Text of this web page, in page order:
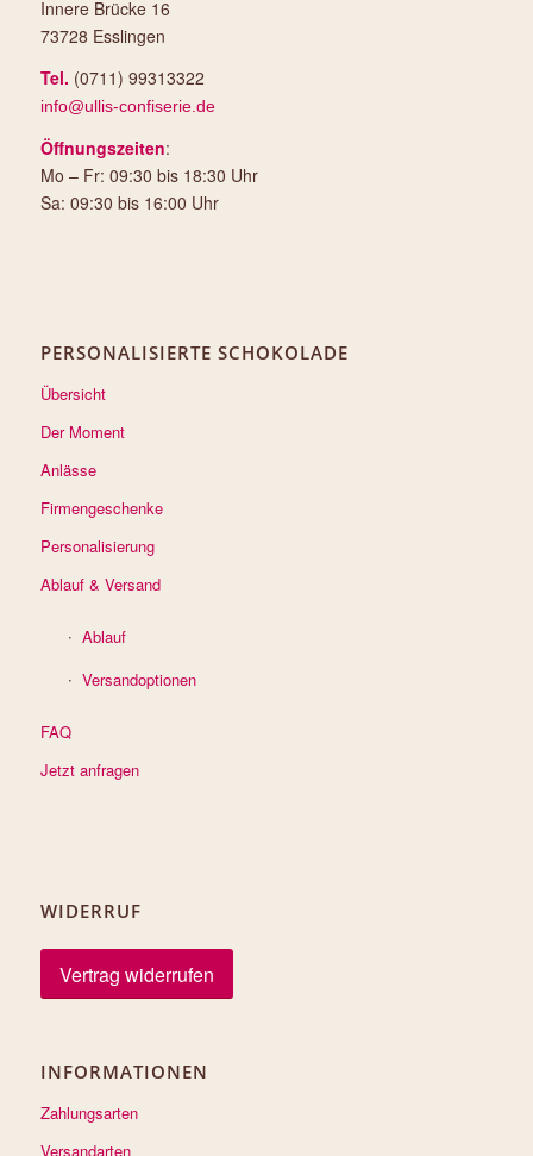
Innere Brücke 16
73728 Esslingen
Tel. (0711) 99313322
info@ullis-confiserie.de
Öffnungszeiten:
Mo – Fr: 09:30 bis 18:30 Uhr
Sa: 09:30 bis 16:00 Uhr
PERSONALISIERTE SCHOKOLADE
Übersicht
Der Moment
Anlässe
Firmengeschenke
Personalisierung
Ablauf & Versand
Ablauf
Versandoptionen
FAQ
Jetzt anfragen
WIDERRUF
Vertrag widerrufen
INFORMATIONEN
Zahlungsarten
Versandarten